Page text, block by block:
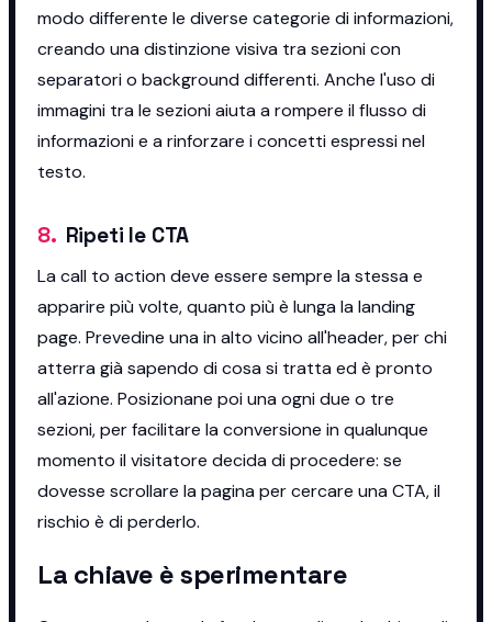
modo differente le diverse categorie di informazioni,
creando una distinzione visiva tra sezioni con
separatori o background differenti. Anche l'uso di
immagini tra le sezioni aiuta a rompere il flusso di
informazioni e a rinforzare i concetti espressi nel
testo.
8. Ripeti le CTA
La call to action deve essere sempre la stessa e
apparire più volte, quanto più è lunga la landing
page. Prevedine una in alto vicino all'header, per chi
atterra già sapendo di cosa si tratta ed è pronto
all'azione. Posizionane poi una ogni due o tre
sezioni, per facilitare la conversione in qualunque
momento il visitatore decida di procedere: se
dovesse scrollare la pagina per cercare una CTA, il
rischio è di perderlo.
La chiave è sperimentare